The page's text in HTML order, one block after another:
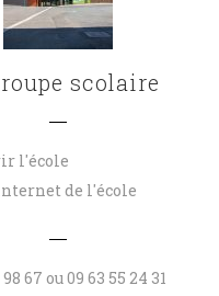
2025
Centre de
scolaire
l'école
de l'école
67 ou 09 63 55 24 31